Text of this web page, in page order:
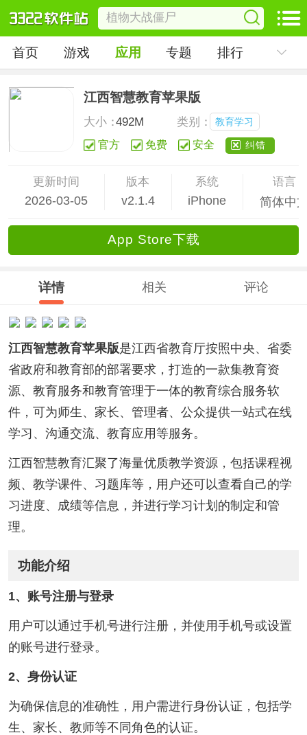
首页 游戏 应用 专题 排行
江西智慧教育苹果版
大小：492M 类别： 教育学习
官方 免费 安全 纠错
更新时间
2026-03-05
版本
v2.1.4
系统
iPhone
语言
简体中
App Store下载
详情 相关 评论
江西智慧教育苹果版是江西省教育厅按照中央、省委
省政府和教育部的部署要求，打造的一款集教育资
源、教育服务和教育管理于一体的教育综合服务软
件，可为师生、家长、管理者、公众提供一站式在线
学习、沟通交流、教育应用等服务。
江西智慧教育汇聚了海量优质教学资源，包括课程视
频、教学课件、习题库等，用户还可以查看自己的学
习进度、成绩等信息，并进行学习计划的制定和管
理。
功能介绍
1、账号注册与登录‌
用户可以通过手机号进行注册，并使用手机号或设置
的账号进行登录‌。
2、身份认证‌
为确保信息的准确性，用户需进行身份认证，包括学
生、家长、教师等不同角色的认证‌。